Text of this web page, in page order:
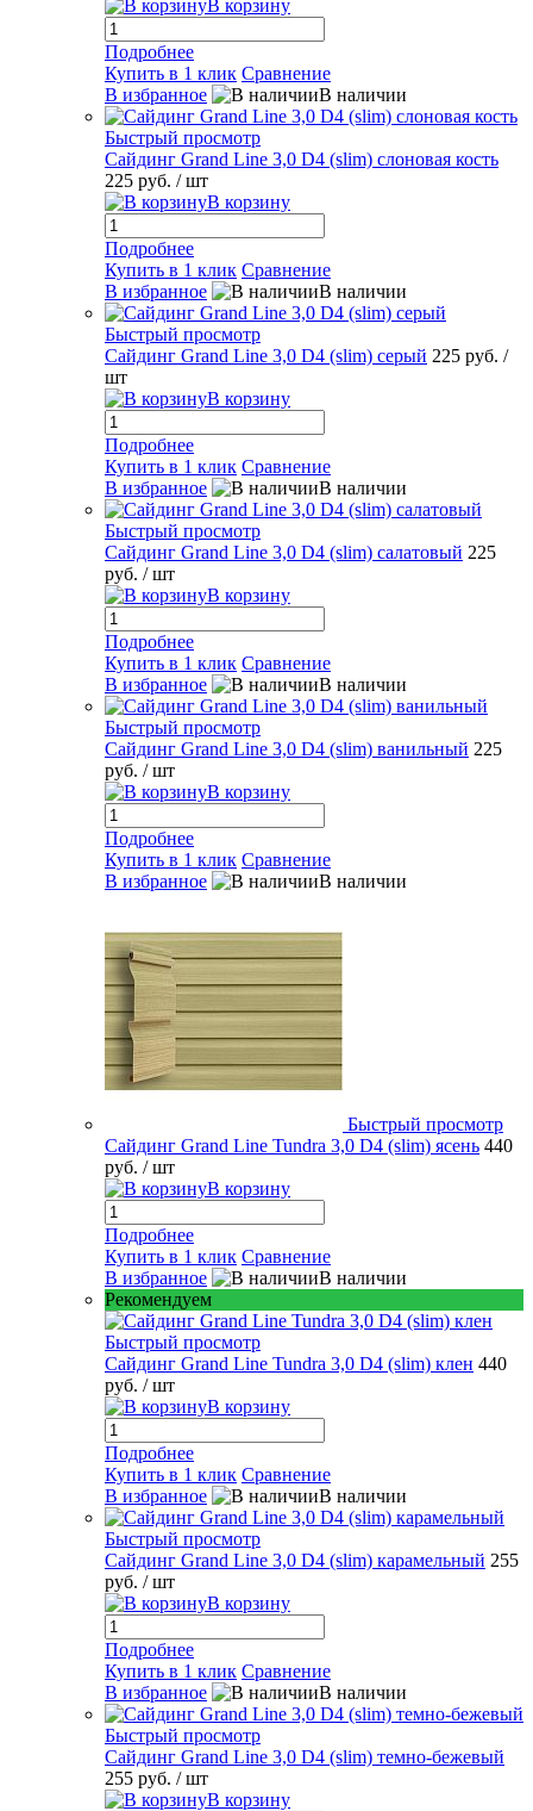
В корзину
Подробнее
Купить в 1 клик Сравнение
В избранное
В наличии
Быстрый просмотр
Сайдинг Grand Line 3,0 D4 (slim) слоновая кость
225 руб. / шт
В корзину
Подробнее
Купить в 1 клик Сравнение
В избранное
В наличии
Быстрый просмотр
Сайдинг Grand Line 3,0 D4 (slim) серый 225 руб. /
шт
В корзину
Подробнее
Купить в 1 клик Сравнение
В избранное
В наличии
Быстрый просмотр
Сайдинг Grand Line 3,0 D4 (slim) салатовый 225
руб. / шт
В корзину
Подробнее
Купить в 1 клик Сравнение
В избранное
В наличии
Быстрый просмотр
Сайдинг Grand Line 3,0 D4 (slim) ванильный 225
руб. / шт
В корзину
Подробнее
Купить в 1 клик Сравнение
В избранное
В наличии
Быстрый просмотр
Сайдинг Grand Line Tundra 3,0 D4 (slim) ясень 440
руб. / шт
В корзину
Подробнее
Купить в 1 клик Сравнение
В избранное
В наличии
Рекомендуем
Быстрый просмотр
Сайдинг Grand Line Tundra 3,0 D4 (slim) клен 440
руб. / шт
В корзину
Подробнее
Купить в 1 клик Сравнение
В избранное
В наличии
Быстрый просмотр
Сайдинг Grand Line 3,0 D4 (slim) карамельный 255
руб. / шт
В корзину
Подробнее
Купить в 1 клик Сравнение
В избранное
В наличии
Быстрый просмотр
Сайдинг Grand Line 3,0 D4 (slim) темно-бежевый
255 руб. / шт
В корзину